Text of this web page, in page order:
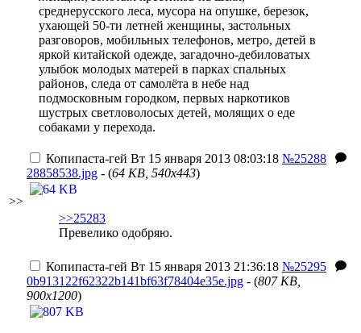
среднерусского леса, мусора на опушке, березок,
ухающей 50-ти летней женщины, застольных
разговоров, мобильных телефонов, метро, детей в
яркой китайской одежде, загадочно-дебиловатых
улыбок молодых матерей в парках спальных
районов, следа от самолёта в небе над
подмосковным городком, первых наркотиков
шустрых светловолосых детей, молящих о еде
собаками у перехода.
>>
Копипаста-гей Вт 15 января 2013 08:03:18 №25288
28858538.jpg - (64 KB, 540x443)
>>25283
Превелико одобряю.
Копипаста-гей Вт 15 января 2013 21:36:18 №25295
0b913122f62322b141bf63f78404e35e.jpg - (807 KB,
900x1200)